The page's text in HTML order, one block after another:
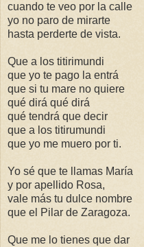
cuando te veo por la calle
yo no paro de mirarte
hasta perderte de vista.
Que a los titirimundi
que yo te pago la entrá
que si tu mare no quiere
qué dirá qué dirá
qué tendrá que decir
que a los titirumundi
que yo me muero por ti.
Yo sé que te llamas María
y por apellido Rosa,
vale más tu dulce nombre
que el Pilar de Zaragoza.
Que me lo tienes que dar